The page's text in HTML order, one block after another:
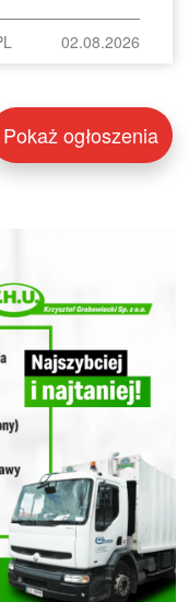
02.08.2026
Pokaż ogłoszenia